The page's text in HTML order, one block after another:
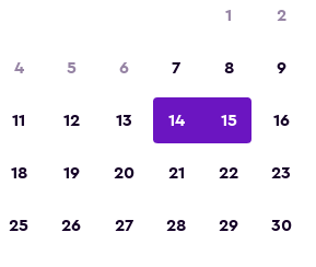
1 2
4 5 6 7 8 9
11 12 13 14 15 16
18 19 20 21 22 23
25 26 27 28 29 30